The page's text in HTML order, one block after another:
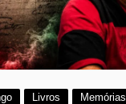
Livros
Memórias